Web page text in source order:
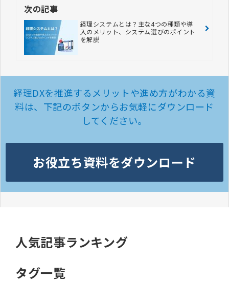
次の記事
経理システムとは？主な4つの種類や導
入のメリット、システム選びのポイント
を解説
経理DXを推進するメリットや進め方がわかる資
料は、 下記のボタンからお気軽にダウンロード
してください。
お役立ち資料をダウンロード
人気記事ランキング
タグ一覧